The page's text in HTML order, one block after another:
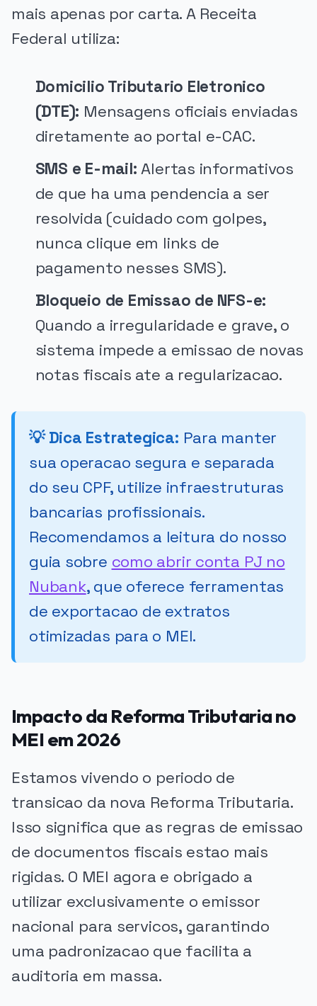
mais apenas por carta. A Receita
Federal utiliza:
Domicilio Tributario Eletronico
(DTE): Mensagens oficiais enviadas
diretamente ao portal e-CAC.
SMS e E-mail: Alertas informativos
de que ha uma pendencia a ser
resolvida (cuidado com golpes,
nunca clique em links de
pagamento nesses SMS).
Bloqueio de Emissao de NFS-e:
Quando a irregularidade e grave, o
sistema impede a emissao de novas
notas fiscais ate a regularizacao.
💡 Dica Estrategica: Para manter
sua operacao segura e separada
do seu CPF, utilize infraestruturas
bancarias profissionais.
Recomendamos a leitura do nosso
guia sobre como abrir conta PJ no
Nubank, que oferece ferramentas
de exportacao de extratos
otimizadas para o MEI.
Impacto da Reforma Tributaria no
MEI em 2026
Estamos vivendo o periodo de
transicao da nova Reforma Tributaria.
Isso significa que as regras de emissao
de documentos fiscais estao mais
rigidas. O MEI agora e obrigado a
utilizar exclusivamente o emissor
nacional para servicos, garantindo
uma padronizacao que facilita a
auditoria em massa.